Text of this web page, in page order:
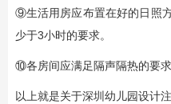
⑨生活用房应布置在好的日照
少于3小时的要求。
⑩各房间应满足隔声隔热的要求
以上就是关于深圳幼儿园设计